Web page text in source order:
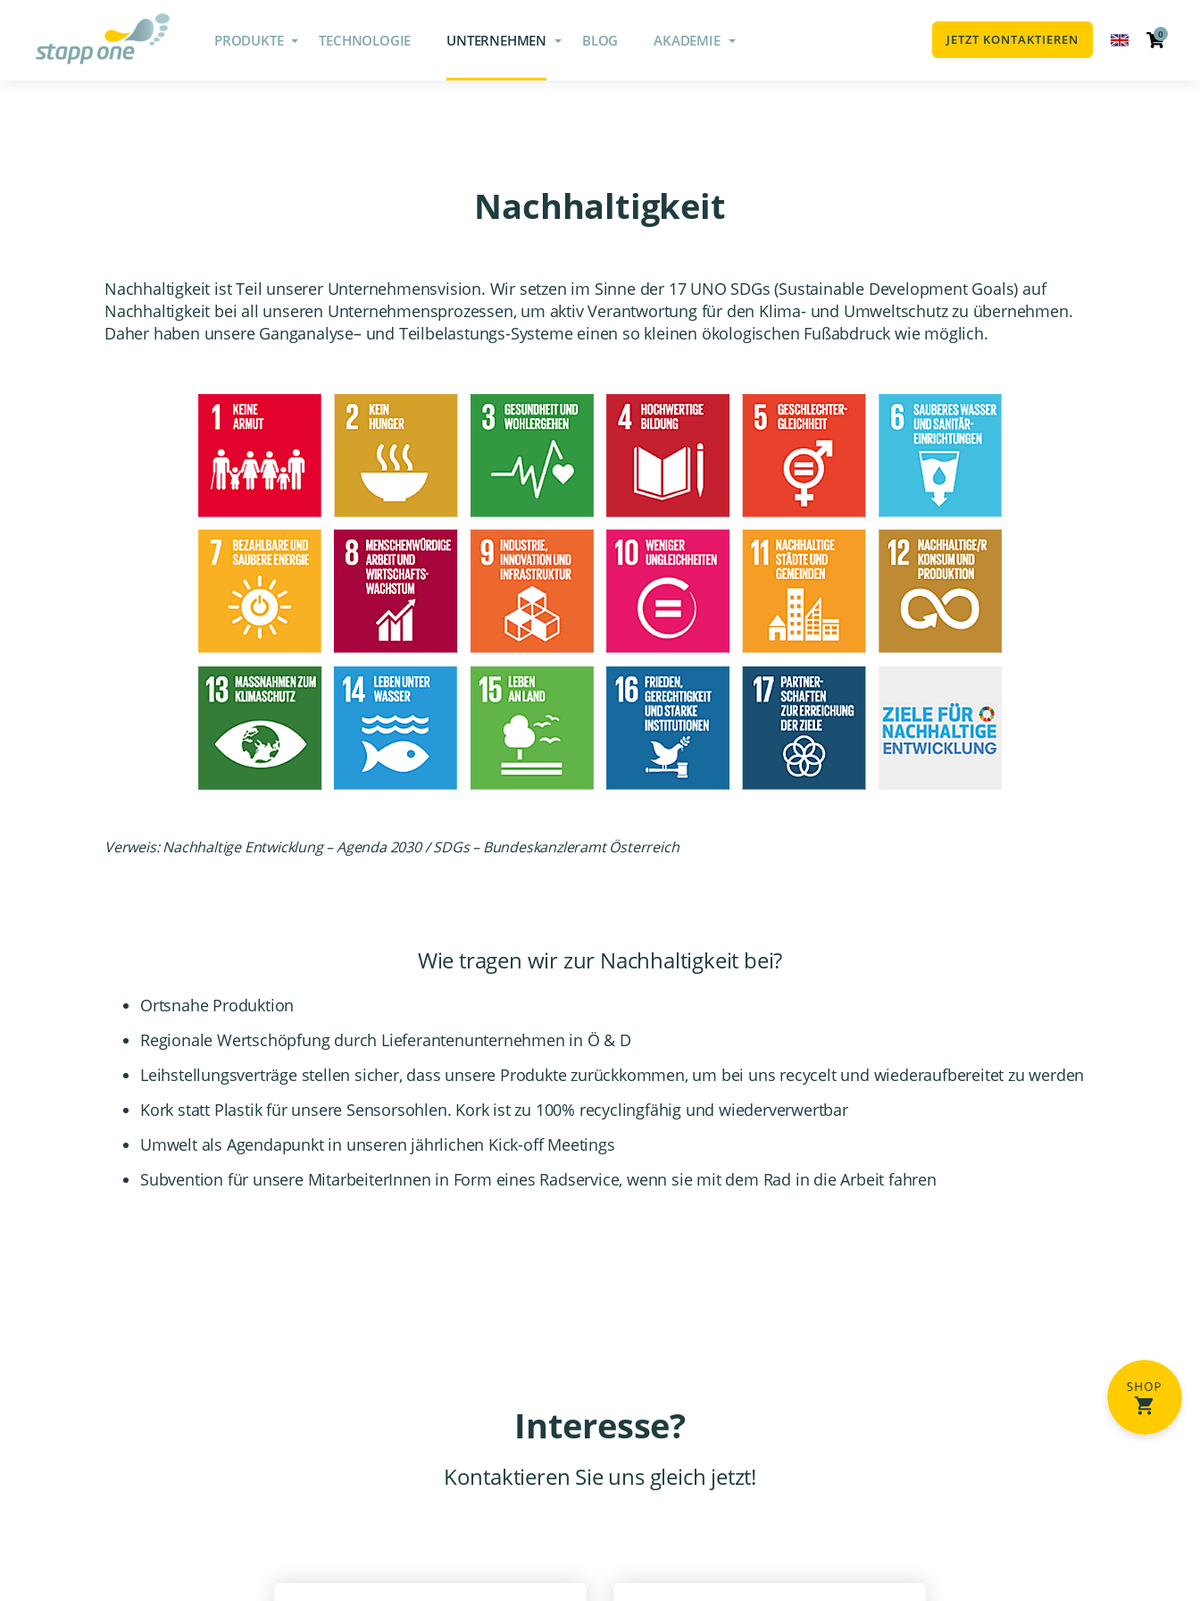
PRODUKTE TECHNOLOGIE UNTERNEHMEN BLOG AKADEMIE JETZT KONTAKTIEREN 0
Nachhaltigkeit
Nachhaltigkeit ist Teil unserer Unternehmensvision. Wir setzen im Sinne der 17 UNO SDGs (Sustainable Development Goals) auf
Nachhaltigkeit bei all unseren Unternehmensprozessen, um aktiv Verantwortung für den Klima- und Umweltschutz zu übernehmen.
Daher haben unsere Ganganalyse– und Teilbelastungs-Systeme einen so kleinen ökologischen Fußabdruck wie möglich.
Verweis:Nachhaltige Entwicklung – Agenda 2030 / SDGs – Bundeskanzleramt Österreich
Wie tragen wir zur Nachhaltigkeit bei?
Ortsnahe Produktion
Regionale Wertschöpfung durch Lieferantenunternehmen in Ö & D
Leihstellungsverträge stellen sicher, dass unsere Produkte zurückkommen, um bei uns recycelt und wiederaufbereitet zu werden
Kork statt Plastik für unsere Sensorsohlen. Kork ist zu 100% recyclingfähig und wiederverwertbar
Umwelt als Agendapunkt in unseren jährlichen Kick-off Meetings
Subvention für unsere MitarbeiterInnen in Form eines Radservice, wenn sie mit dem Rad in die Arbeit fahren
Interesse?
Kontaktieren Sie uns gleich jetzt!